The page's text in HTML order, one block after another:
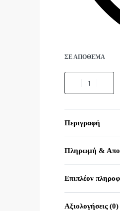
ΣΕ ΑΠΌΘΕΜΑ
Περιγραφή
Πληρωμή &
Επιπλέον
Αξιολογήσεις (0)